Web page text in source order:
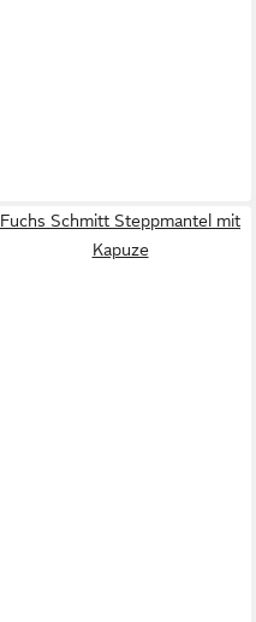
Fuchs Schmitt Steppmantel mit
Kapuze